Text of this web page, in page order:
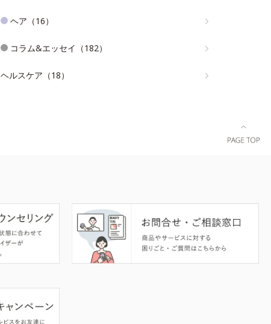
ヘア（16）
コラム&エッセイ（182）
ヘルスケア（18）